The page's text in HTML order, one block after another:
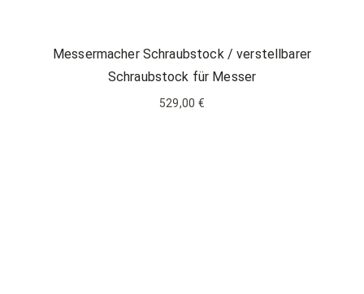
Messermacher Schraubstock / verstellbarer
Schraubstock für Messer
529,00 €